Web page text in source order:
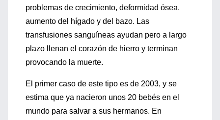
problemas de crecimiento, deformidad ósea,
aumento del hígado y del bazo. Las
transfusiones sanguíneas ayudan pero a largo
plazo llenan el corazón de hierro y terminan
provocando la muerte.
El primer caso de este tipo es de 2003, y se
estima que ya nacieron unos 20 bebés en el
mundo para salvar a sus hermanos. En